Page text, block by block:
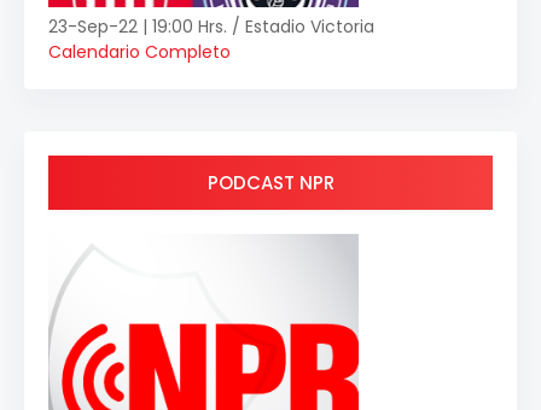
23-Sep-22 | 19:00 Hrs. / Estadio Victoria
Calendario Completo
PODCAST NPR